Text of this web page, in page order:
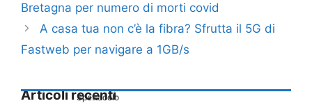
Bretagna per numero di morti covid
A casa tua non c’è la fibra? Sfrutta il 5G di
Fastweb per navigare a 1GB/s
Articoli recenti
Spettacolo